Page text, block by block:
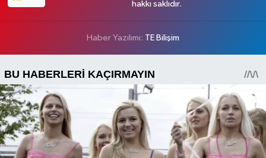
hakkı saklıdır.
Haber Yazılımı: TE Bilişim